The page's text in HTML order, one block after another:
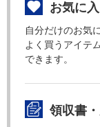
お気に
自分だけのお気
よく買うアイテ
できます。
領収書